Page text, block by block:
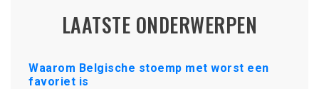
LAATSTE ONDERWERPEN
Waarom Belgische stoemp met worst een
favoriet is